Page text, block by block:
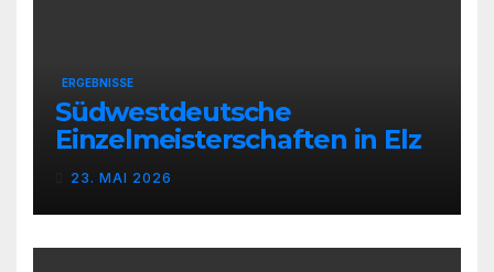
ERGEBNISSE
Südwestdeutsche
Einzelmeisterschaften in Elz
23. MAI 2026